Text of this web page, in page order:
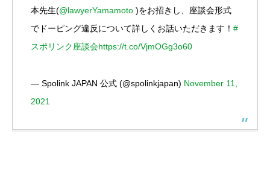
本先生(@lawyerYamamoto )をお招きし、座談会形式
でドーピング違反について詳しくお話いただきます！ #
スポリンク座談会https://t.co/VjmOGg3o60
— Spolink JAPAN 公式 (@spolinkjapan) November 11,
2021